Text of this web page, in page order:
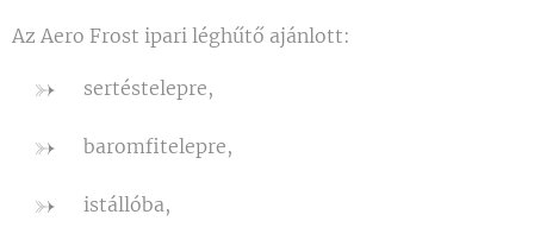
Az Aero Frost ipari léghűtő ajánlott:
sertéstelepre,
baromfitelepre,
istállóba,